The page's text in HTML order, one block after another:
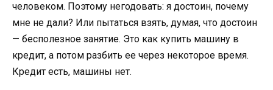
человеком. Поэтому негодовать: я достоин, почему
мне не дали? Или пытаться взять, думая, что достоин
— бесполезное занятие. Это как купить машину в
кредит, а потом разбить ее через некоторое время.
Кредит есть, машины нет.